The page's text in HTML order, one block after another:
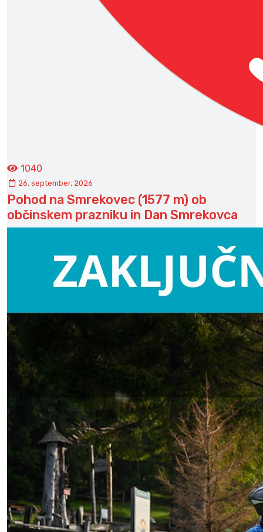
1040
26. september, 2026
Pohod na Smrekovec (1577 m) ob
občinskem prazniku in Dan Smrekovca